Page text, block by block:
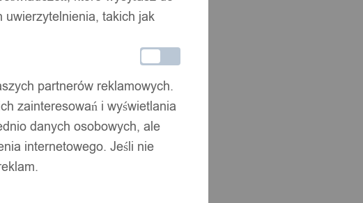
uwierzytelnienia, takich jak
partnerów reklamowych.
zainteresowań i wyświetlania
danych osobowych, ale
internetowego. Jeśli nie